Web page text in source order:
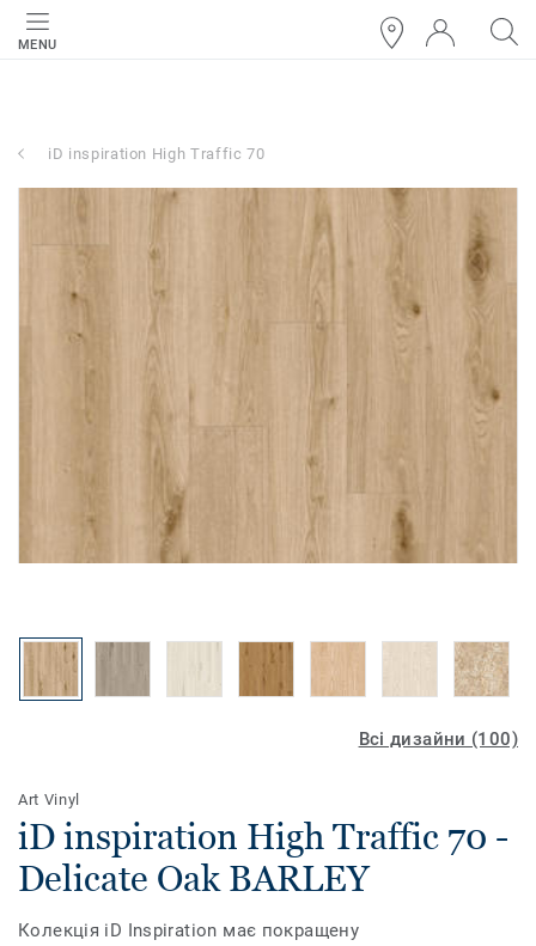
MENU
iD inspiration High Traffic 70
Всі дизайни (100)
Art Vinyl
iD inspiration High Traffic 70 -
Delicate Oak BARLEY
Колекція iD Inspiration має покращену